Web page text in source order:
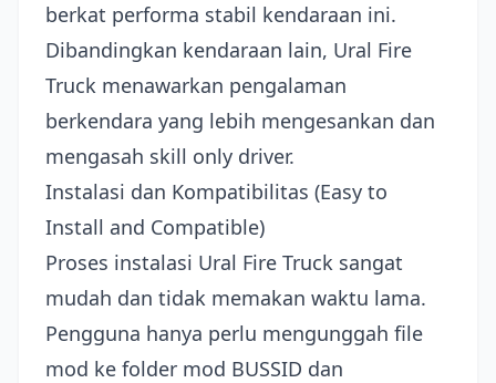
berkat performa stabil kendaraan ini.
Dibandingkan kendaraan lain, Ural Fire
Truck menawarkan pengalaman
berkendara yang lebih mengesankan dan
mengasah skill only driver.
Instalasi dan Kompatibilitas (Easy to
Install and Compatible)
Proses instalasi Ural Fire Truck sangat
mudah dan tidak memakan waktu lama.
Pengguna hanya perlu mengunggah file
mod ke folder mod BUSSID dan